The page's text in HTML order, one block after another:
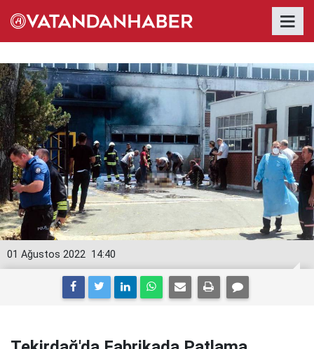
14:40
01 Ağustos 2022